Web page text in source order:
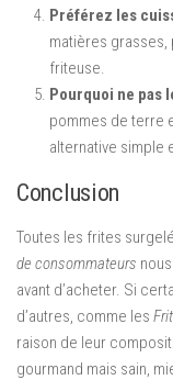
Préférez les
matières grasses,
friteuse.
Pourquoi ne pas
pommes de terre
alternative simple
Conclusion
Toutes les frites
de consommateurs
avant d’acheter. Si
d’autres, comme les
raison de leur
gourmand mais sain,